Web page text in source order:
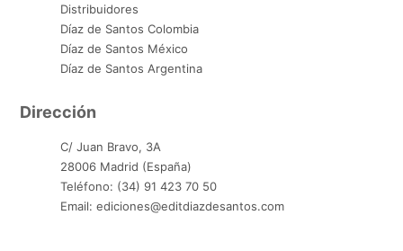
Distribuidores
Díaz de Santos Colombia
Díaz de Santos México
Díaz de Santos Argentina
Dirección
C/ Juan Bravo, 3A
28006 Madrid (España)
Teléfono: (34) 91 423 70 50
Email: ediciones@editdiazdesantos.com